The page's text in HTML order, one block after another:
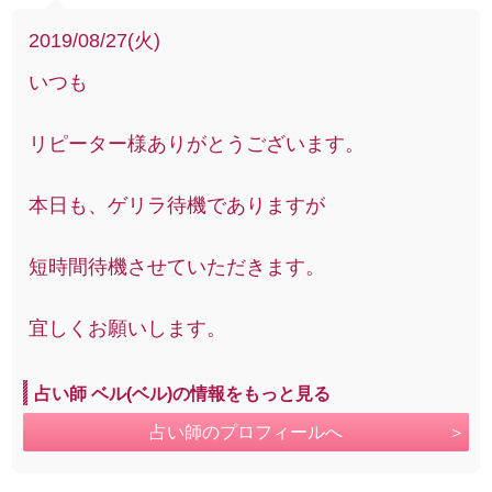
2019/08/27(火)
いつも
リピーター様ありがとうございます。
本日も、ゲリラ待機でありますが
短時間待機させていただきます。
宜しくお願いします。
占い師 ベル(ベル)の情報をもっと見る
占い師のプロフィールへ